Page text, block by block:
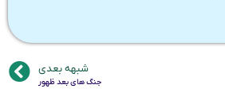
شبهه بعدی
جنگ های بعد ظهور